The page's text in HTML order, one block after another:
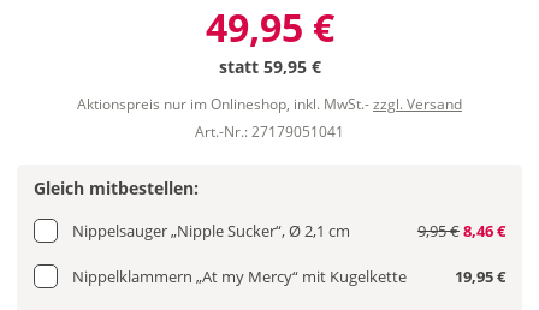
49,95 €
statt 59,95 €
Aktionspreis nur im Onlineshop, inkl. MwSt.-zzgl. Versand
Art.-Nr.: 27179051041
Gleich mitbestellen:
Nippelsauger „Nipple Sucker“, Ø 2,1 cm 9,95 €8,46 €
Nippelklammern „At my Mercy“ mit Kugelkette 19,95 €